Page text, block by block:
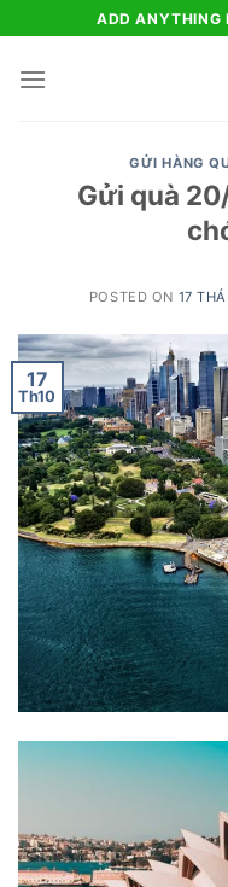
to
content
ADD ANYTHING
GỬI HÀNG
Gửi quà
POSTED ON 17
17
Th10